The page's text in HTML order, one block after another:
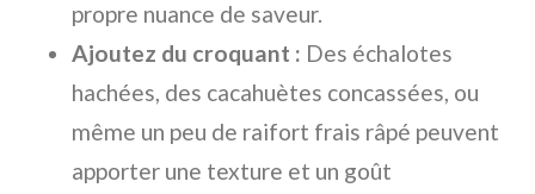
propre nuance de saveur.
Ajoutez du croquant : Des échalotes
hachées, des cacahuètes concassées, ou
même un peu de raifort frais râpé peuvent
apporter une texture et un goût